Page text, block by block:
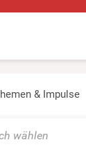
& Impulse
wählen